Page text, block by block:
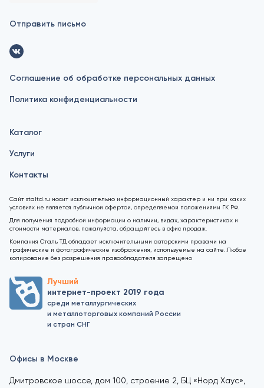
Отправить письмо
Соглашение об обработке персональных данных
Политика конфиденциальности
Каталог
Услуги
Контакты
Сайт staltd.ru носит исключительно информационный характер и ни при каких
условиях не является публичной офертой, определяемой положениями ГК РФ.
Для получения подробной информации о наличии, видах, характеристиках и
стоимости материалов, пожалуйста, обращайтесь в офис продаж.
Компания Сталь ТД обладает исключительными авторскими правами на
графические и фотографические изображения, используемые на сайте. Любое
копирование без разрешения правообладателя запрещено
Лучший
интернет-проект 2019 года
среди металлургических
и металлоторговых компаний России
и стран СНГ
Офисы в Москве
Дмитровское шоссе, дом 100, строение 2, БЦ «Норд Хаус»,